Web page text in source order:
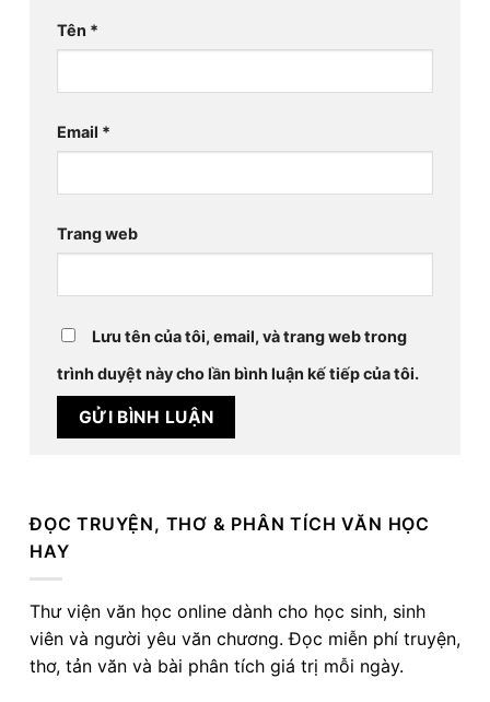
Tên *
Email *
Trang web
Lưu tên của tôi, email, và trang web trong
trình duyệt này cho lần bình luận kế tiếp của tôi.
ĐỌC TRUYỆN, THƠ & PHÂN TÍCH VĂN HỌC
HAY
Thư viện văn học online dành cho học sinh, sinh
viên và người yêu văn chương. Đọc miễn phí truyện,
thơ, tản văn và bài phân tích giá trị mỗi ngày.